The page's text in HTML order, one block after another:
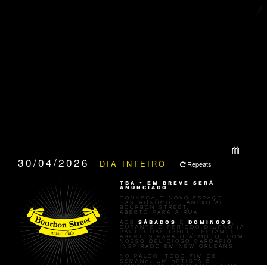
30/04/2026 DIA INTEIRO Repeats
TBA • EM BREVE SERÁ
ANUNCIADO
CONHEÇA O NOVO ESPAÇO
GASTRONÔMICO, ANEXO AO
BOURBON STREET,
ABERTO PARA A RUA
AOSSÁBADOS EDOMINGOS,
DURANTE O PERÍODO DIURNO (A
PARTIR DAS 13H00), ESTAMOS
ABERTOS PARA O ALMOÇO, COM
NOSSO DELICIOSO CARDÁPIO
INSPIRADO EM NEW ORLEANS.
NO PALCO, TODO FIM DE
SEMANA, UM ARTISTA É